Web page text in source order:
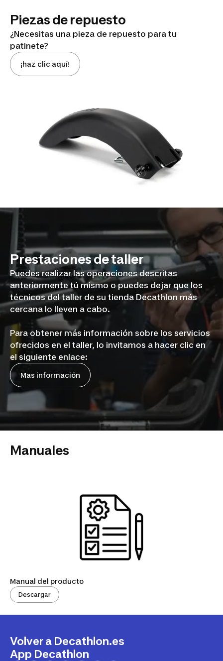
Piezas de repuesto
¿Necesitas una pieza de repuesto para tu
patinete?
¡haz clic aquí!
Prestaciones de taller
Puedes realizar las operaciones descritas
anteriormente tú mismo o puedes dejar que los
técnicos del taller de su tienda Decathlon más
cercana lo lleven a cabo.
Para obtener más información sobre los servicios
ofrecidos en el taller, lo invitamos a hacer clic en
el siguiente enlace:
Mas información
Manuales
Manual del producto
Descargar
Volver a Decathlon.es
App Decathlon